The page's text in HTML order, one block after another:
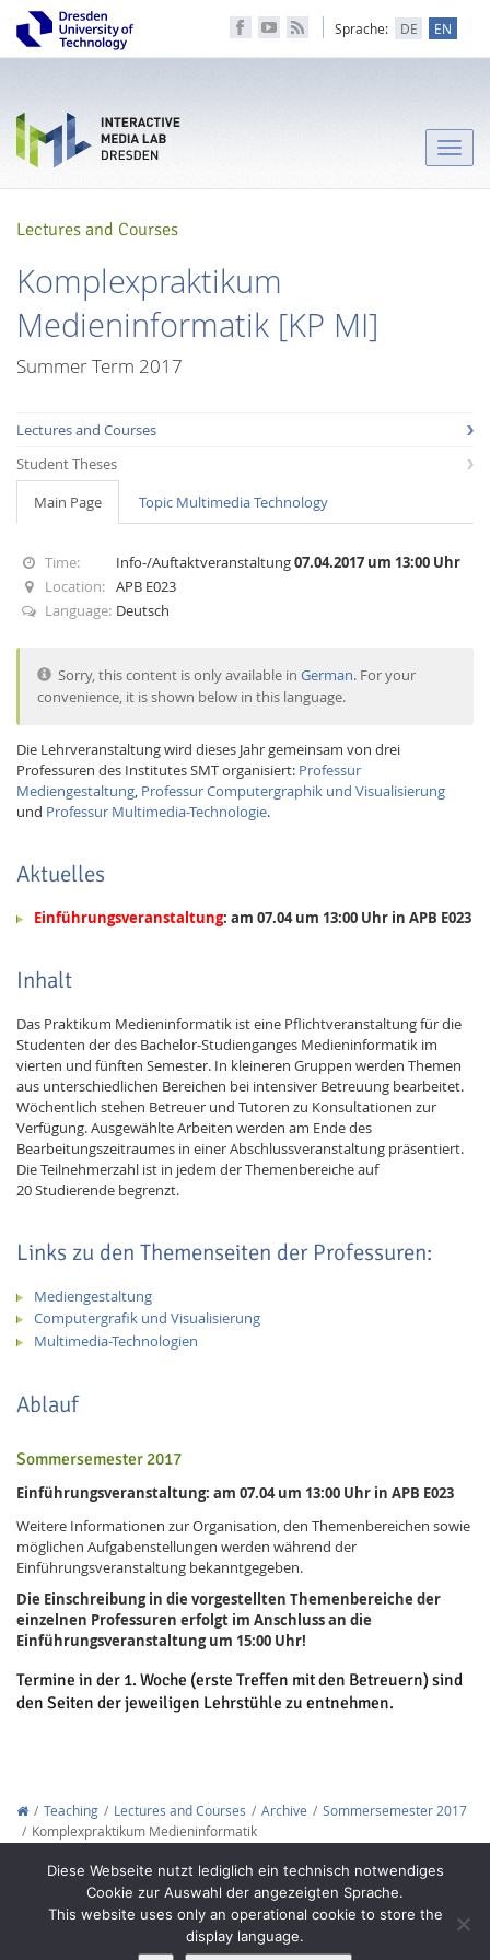
Sprache: DE EN
Toggle
Lectures and Courses
Komplexpraktikum
Medieninformatik [KP MI]
Summer Term 2017
Lectures and Courses
Student Theses
Main Page
Topic Multimedia Technology
Time: Info-/Auftaktveranstaltung07.04.2017 um 13:00 Uhr
Location: APB E023
Language: Deutsch
Sorry, this content is only available inGerman. For your
convenience, it is shown below in this language.
Die Lehrveranstaltung wird dieses Jahr gemeinsam von drei
Professuren des Institutes SMT organisiert: Professur
Mediengestaltung, Professur Computergraphik und Visualisierung
und Professur Multimedia-Technologie.
Aktuelles
Einführungsveranstaltung: am 07.04 um 13:00 Uhr in APB E023
Inhalt
Das Praktikum Medieninformatik ist eine Pflichtveranstaltung für die
Studenten der des Bachelor-Studienganges Medieninformatik im
vierten und fünften Semester. In kleineren Gruppen werden Themen
aus unterschiedlichen Bereichen bei intensiver Betreuung bearbeitet.
Wöchentlich stehen Betreuer und Tutoren zu Konsultationen zur
Verfügung. Ausgewählte Arbeiten werden am Ende des
Bearbeitungszeitraumes in einer Abschlussveranstaltung präsentiert.
Die Teilnehmerzahl ist in jedem der Themenbereiche auf
20 Studierende begrenzt.
Links zu den Themenseiten der Professuren:
Mediengestaltung
Computergrafik und Visualisierung
Multimedia-Technologien
Ablauf
Sommersemester 2017
Einführungsveranstaltung: am 07.04 um 13:00 Uhr in APB E023
Weitere Informationen zur Organisation, den Themenbereichen sowie
möglichen Aufgabenstellungen werden während der
Einführungsveranstaltung bekanntgegeben.
Die Einschreibung in die vorgestellten Themenbereiche der
einzelnen Professuren erfolgt im Anschluss an die
Einführungsveranstaltung um 15:00 Uhr!
Termine in der 1. Woche (erste Treffen mit den Betreuern) sind
den Seiten der jeweiligen Lehrstühle zu entnehmen.
Teaching Lectures and Courses Archive
Sommersemester 2017
Komplexpraktikum Medieninformatik
Diese Webseite nutzt lediglich ein technisch notwendiges
Cookie zur Auswahl der angezeigten Sprache.
This website uses only an operational cookie to store the
display language.